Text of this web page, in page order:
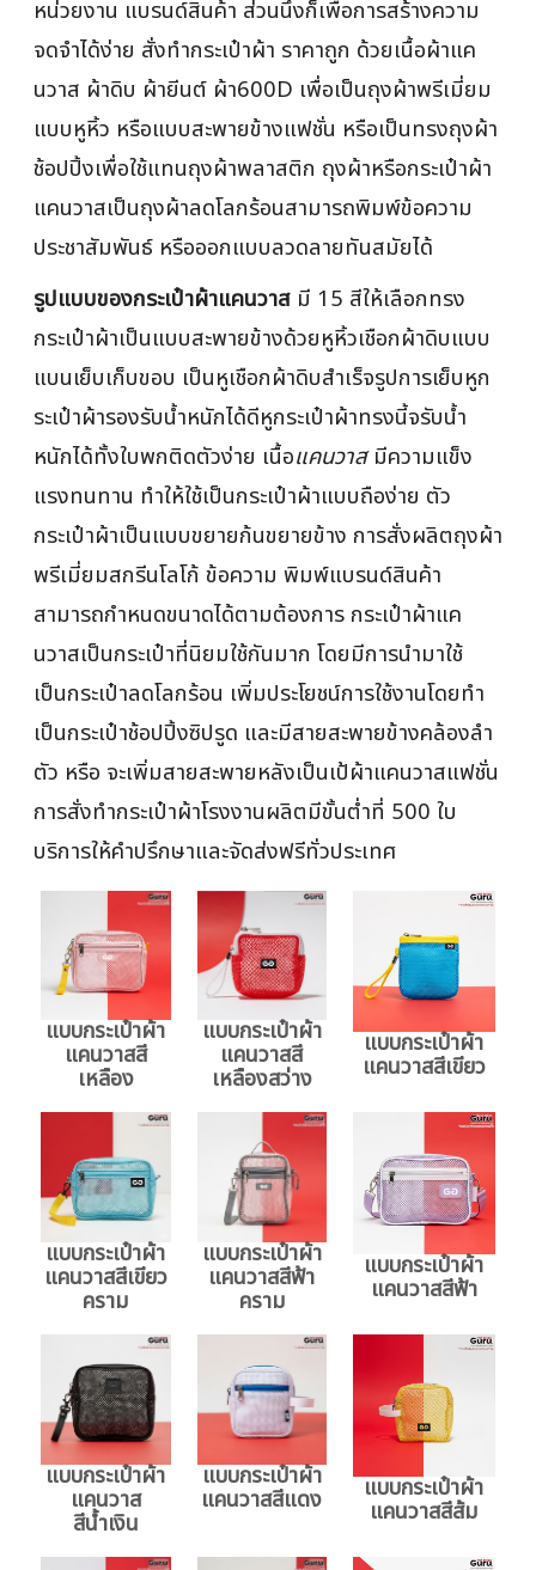
หน่วยงาน แบรนด์สินค้า ส่วนนึงก็เพื่อการสร้างความ
จดจำได้ง่าย สั่งทำกระเป๋าผ้า ราคาถูก ด้วยเนื้อผ้าแค
นวาส ผ้าดิบ ผ้ายีนต์ ผ้า600D เพื่อเป็นถุงผ้าพรีเมี่ยม
แบบหูหิ้ว หรือแบบสะพายข้างแฟชั่น หรือเป็นทรงถุงผ้า
ช้อปปิ้งเพื่อใช้แทนถุงผ้าพลาสติก ถุงผ้าหรือกระเป๋าผ้า
แคนวาสเป็นถุงผ้าลดโลกร้อนสามารถพิมพ์ข้อความ
ประชาสัมพันธ์ หรือออกแบบลวดลายทันสมัยได้
รูปแบบของกระเป๋าผ้าแคนวาส มี 15 สีให้เลือกทรง
กระเป๋าผ้าเป็นแบบสะพายข้างด้วยหูหิ้วเชือกผ้าดิบแบบ
แบนเย็บเก็บขอบ เป็นหูเชือกผ้าดิบสำเร็จรูปการเย็บหูก
ระเป๋าผ้ารองรับน้ำหนักได้ดีหูกระเป๋าผ้าทรงนี้จรับน้ำ
หนักได้ทั้งใบพกติดตัวง่าย เนื้อแคนวาสมีความแข็ง
แรงทนทาน ทำให้ใช้เป็นกระเป๋าผ้าแบบถือง่าย ตัว
กระเป๋าผ้าเป็นแบบขยายก้นขยายข้าง การสั่งผลิตถุงผ้า
พรีเมี่ยมสกรีนโลโก้ ข้อความ พิมพ์แบรนด์สินค้า
สามารถกำหนดขนาดได้ตามต้องการ กระเป๋าผ้าแค
นวาสเป็นกระเป๋าที่นิยมใช้กันมาก โดยมีการนำมาใช้
เป็นกระเป๋าลดโลกร้อน เพิ่มประโยชน์การใช้งานโดยทำ
เป็นกระเป๋าช้อปปิ้งซิปรูด และมีสายสะพายข้างคล้องลำ
ตัว หรือ จะเพิ่มสายสะพายหลังเป็นเป้ผ้าแคนวาสแฟชั่น
การสั่งทำกระเป๋าผ้าโรงงานผลิตมีขั้นต่ำที่ 500 ใบ
บริการให้คำปรึกษาและจัดส่งฟรีทั่วประเทศ
แบบกระเป๋าผ้า
แคนวาสสี
เหลือง
แบบกระเป๋าผ้า
แคนวาสสี
เหลืองสว่าง
แบบกระเป๋าผ้า
แคนวาสสีเขียว
แบบกระเป๋าผ้า
แคนวาสสีเขียว
คราม
แบบกระเป๋าผ้า
แคนวาสสีฟ้า
คราม
แบบกระเป๋าผ้า
แคนวาสสีฟ้า
แบบกระเป๋าผ้า
แคนวาส
สีน้ำเงิน
แบบกระเป๋าผ้า
แคนวาสสีแดง แบบกระเป๋าผ้า
แคนวาสสีส้ม